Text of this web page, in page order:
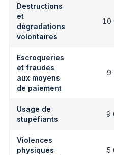
Destructions
et
dégradations
volontaires
10
Escroqueries
et fraudes
aux moyens
de paiement
9
Usage de
stupéfiants
9
Violences
physiques
5